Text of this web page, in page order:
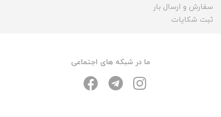
سفارش و ارسال بار
ثبت شکایات
ما در شبکه های اجتماعی